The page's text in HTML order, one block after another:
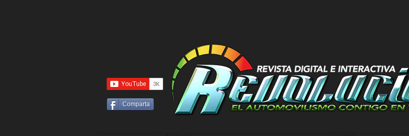
Comparta